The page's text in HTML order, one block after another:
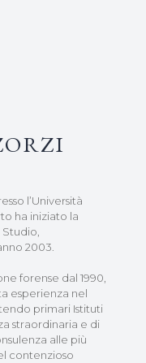
l’Università
ha iniziato la
2003.
forense dal 1990,
esperienza nel
primari Istituti
straordinaria e di
alle più
contenzioso